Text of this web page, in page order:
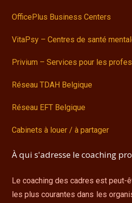
OfficePlus Business Centers
VitaPsy – Centres de santé
Privium – Services pour les
Réseau TDAH Belgique
Réseau EFT Belgique
Cabinets à louer / à partager
À qui s'adresse le coaching
Le coaching des cadres est peut-
les plus courantes dans les